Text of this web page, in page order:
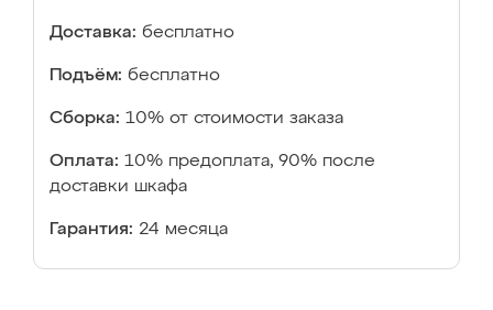
Доставка: бесплатно
Подъём: бесплатно
Сборка: 10% от стоимости заказа
Оплата: 10% предоплата, 90% после
доставки шкафа
Гарантия: 24 месяца